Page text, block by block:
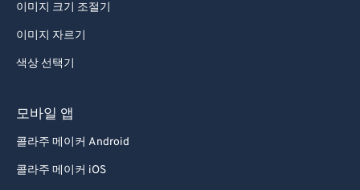
이미지 크기 조절기
이미지 자르기
색상 선택기
모바일 앱
콜라주 메이커 Android
콜라주 메이커 iOS